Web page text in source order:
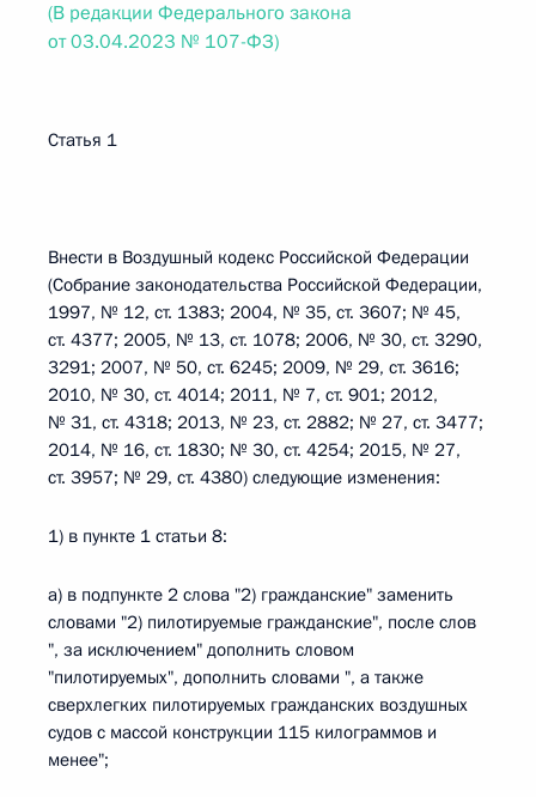
(В редакции Федерального закона
от 03.04.2023 № 107-ФЗ)
Статья 1
Внести в Воздушный кодекс Российской Федерации
(Собрание законодательства Российской Федерации,
1997, № 12, ст. 1383; 2004, № 35, ст. 3607; № 45,
ст. 4377; 2005, № 13, ст. 1078; 2006, № 30, ст. 3290,
3291; 2007, № 50, ст. 6245; 2009, № 29, ст. 3616;
2010, № 30, ст. 4014; 2011, № 7, ст. 901; 2012,
№ 31, ст. 4318; 2013, № 23, ст. 2882; № 27, ст. 3477;
2014, № 16, ст. 1830; № 30, ст. 4254; 2015, № 27,
ст. 3957; № 29, ст. 4380) следующие изменения:
1) в пункте 1 статьи 8:
а) в подпункте 2 слова "2) гражданские" заменить
словами "2) пилотируемые гражданские", после слов
", за исключением" дополнить словом
"пилотируемых", дополнить словами ", а также
сверхлегких пилотируемых гражданских воздушных
судов с массой конструкции 115 килограммов и
менее";